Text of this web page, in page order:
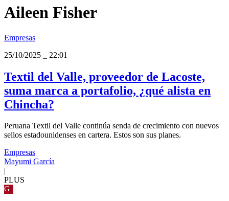
Aileen Fisher
Empresas
25/10/2025
22:01
Textil del Valle, proveedor de Lacoste,
suma marca a portafolio, ¿qué alista en
Chincha?
Peruana Textil del Valle continúa senda de crecimiento con nuevos
sellos estadounidenses en cartera. Estos son sus planes.
Empresas
Mayumi García
PLUS
G